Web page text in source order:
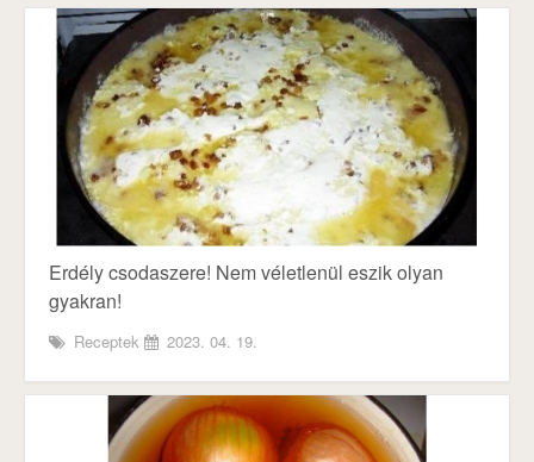
Erdély csodaszere! Nem véletlenül eszik olyan
gyakran!
Receptek 2023. 04. 19.